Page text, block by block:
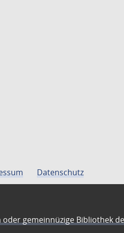
Datenschutz
oder gemeinnüzige Bibliothek